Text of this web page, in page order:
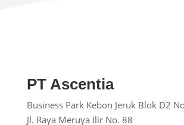
PT Ascentia
Business Park Kebon Jeruk Blok D2
Jl. Raya Meruya Ilir No. 88